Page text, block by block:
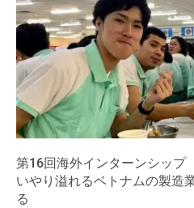
第16回海外インターンシップ
いやり溢れるベトナムの製造
る